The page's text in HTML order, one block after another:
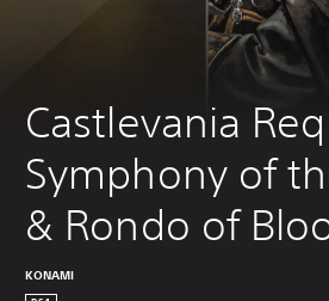
Castlevania
Symphony of
& Rondo of
KONAMI